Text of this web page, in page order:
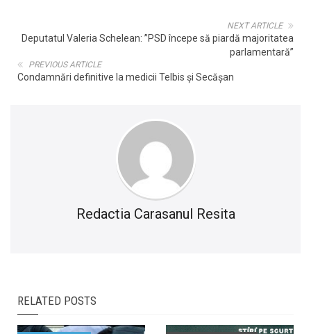
NEXT ARTICLE
Deputatul Valeria Schelean: ”PSD începe să piardă majoritatea
parlamentară”
PREVIOUS ARTICLE
Condamnări definitive la medicii Telbis și Secășan
Redactia Carasanul Resita
RELATED POSTS